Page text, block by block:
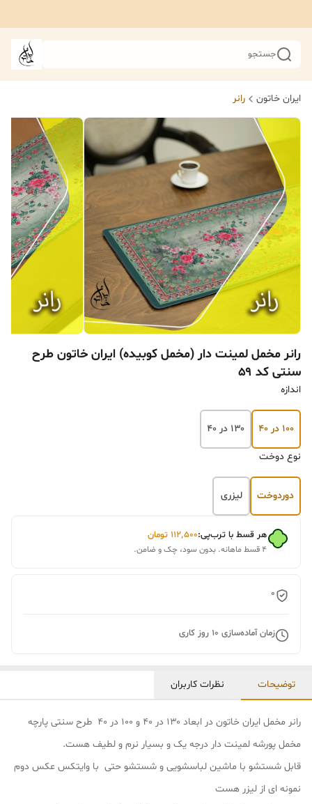
جستجو
ایران خاتون رانر
رانر مخمل لمینت دار (مخمل کوبیده) ایران خاتون طرح
سنتی کد ۵۹
اندازه
۱۰۰ در ۴۰ ۱۳۰ در ۴۰
نوع دوخت
دوردوخت لیزری
هر قسط با ترب‌پی:۱۱۲٬۵۰۰ تومان
۴ قسط ماهانه. بدون سود، چک و ضامن.
0
زمان آماده‌سازی 10 روز کاری
توضیحات نظرات کاربران
رانر مخمل ایران خاتون در ابعاد ۱۳۰ در ۴۰ و ۱۰۰ در ۴۰ طرح سنتی پارچه
مخمل پورشه لمینت دار درجه یک و بسیار نرم و لطیف هست.
قابل شستشو با ماشین لباسشویی و شستشو حتی با وایتکس عکس دوم
نمونه ای از لیزر هست